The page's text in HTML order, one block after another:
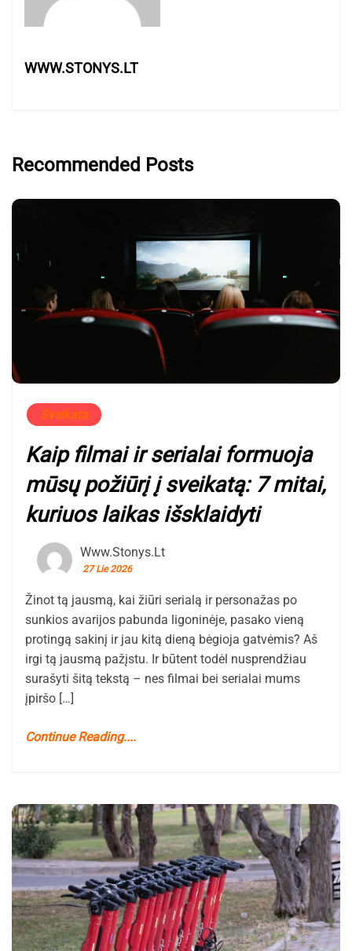
WWW.STONYS.LT
Recommended Posts
Sveikata
Kaip filmai ir serialai formuoja
mūsų požiūrį į sveikatą: 7 mitai,
kuriuos laikas išsklaidyti
Www.stonys.lt
27 Lie 2026
Žinot tą jausmą, kai žiūri serialą ir personažas po
sunkios avarijos pabunda ligoninėje, pasako vieną
protingą sakinį ir jau kitą dieną bėgioja gatvėmis? Aš
irgi tą jausmą pažįstu. Ir būtent todėl nusprendžiau
surašyti šitą tekstą – nes filmai bei serialai mums
įpiršo […]
Continue Reading....